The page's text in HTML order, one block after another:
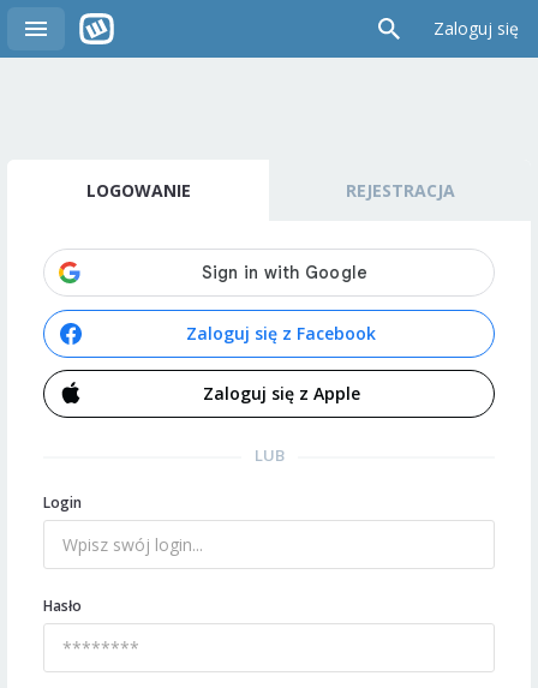
Zaloguj się
LOGOWANIE REJESTRACJA
Zaloguj się z Facebook
Zaloguj się z Apple
LUB
Login
Hasło